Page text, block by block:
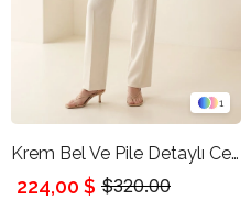
1
Krem Bel Ve Pile Detaylı Cepli Pantolon
$320.00
224,00 $